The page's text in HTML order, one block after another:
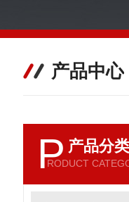
产品中心
P 产品分类
RODUCT